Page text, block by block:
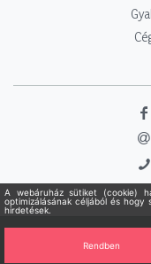
Copyright 2021 -